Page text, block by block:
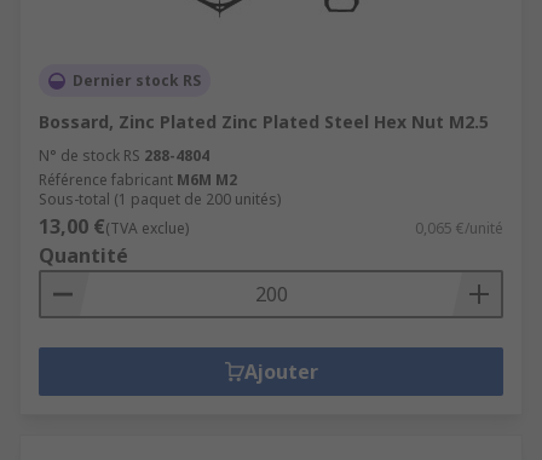
Dernier stock RS
Bossard, Zinc Plated Zinc Plated Steel Hex Nut M2.5
N° de stock RS 288-4804
Référence fabricant M6M M2
Sous-total (1 paquet de 200 unités)
13,00 €(TVA exclue) 0,065 €/unité
Quantité
Ajouter